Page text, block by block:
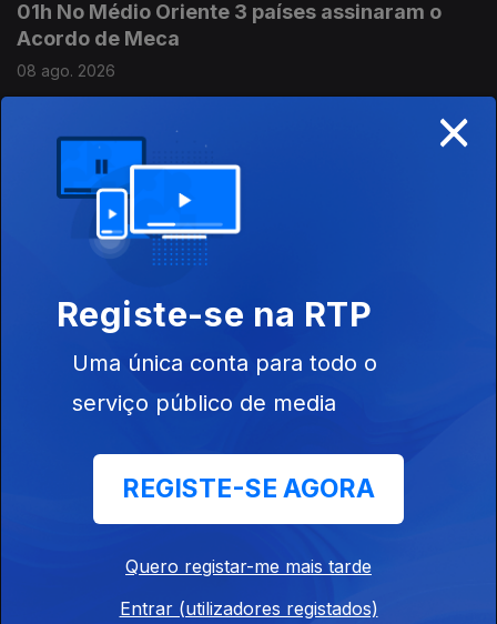
01h No Médio Oriente 3 países assinaram o
Acordo de Meca
08 ago. 2026
00h Ceuta: Médicos pedem intervenção
urgente
08 ago. 2026
23h Já está em vigor o controlo nas fronteiras
espanholas
07 ago. 2026
21h Espanha: Controlos fronteiriços a viajantes
vindos de Itália
07 ago. 2026
20h Dúvidas sobre lei do asilo enviadas para o
×
Registe-se na RTP
Uma única conta para todo o
serviço público de media
REGISTE-SE AGORA
Quero registar-me mais tarde
Entrar (utilizadores registados)